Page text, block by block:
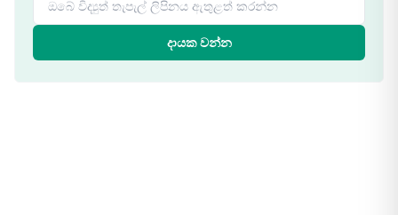
දායක වන්න